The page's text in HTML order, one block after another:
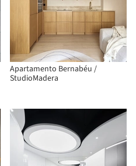
Apartamento Bernabéu /
StudioMadera